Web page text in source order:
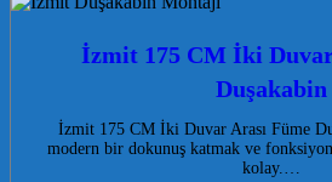
İzmit 175 CM İki Duvar
Duşakabin
İzmit 175 CM İki Duvar Arası Füme
modern bir dokunuş katmak ve
kolay.…